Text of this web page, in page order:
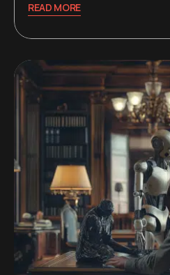
READ MORE